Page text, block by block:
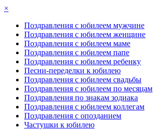
×
Поздравления с юбилеем мужчине
Поздравления с юбилеем женщине
Поздравления с юбилеем маме
Поздравления с юбилеем папе
Поздравления с юбилеем ребенку
Песни-переделки к юбилею
Поздравления с юбилеем свадьбы
Поздравления с юбилеем по месяцам
Поздравления по знакам зодиака
Поздравления с юбилеем коллегам
Поздравления с опозданием
Частушки к юбилею